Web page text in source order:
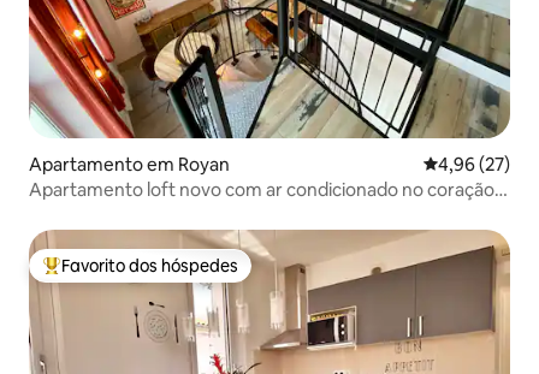
Apartamento em Royan Classificação
4,96 (27)
Apartamento loft novo com ar condicionado no coração
Favoritos dos hóspedes mais apreciados
Favorito dos hóspedes